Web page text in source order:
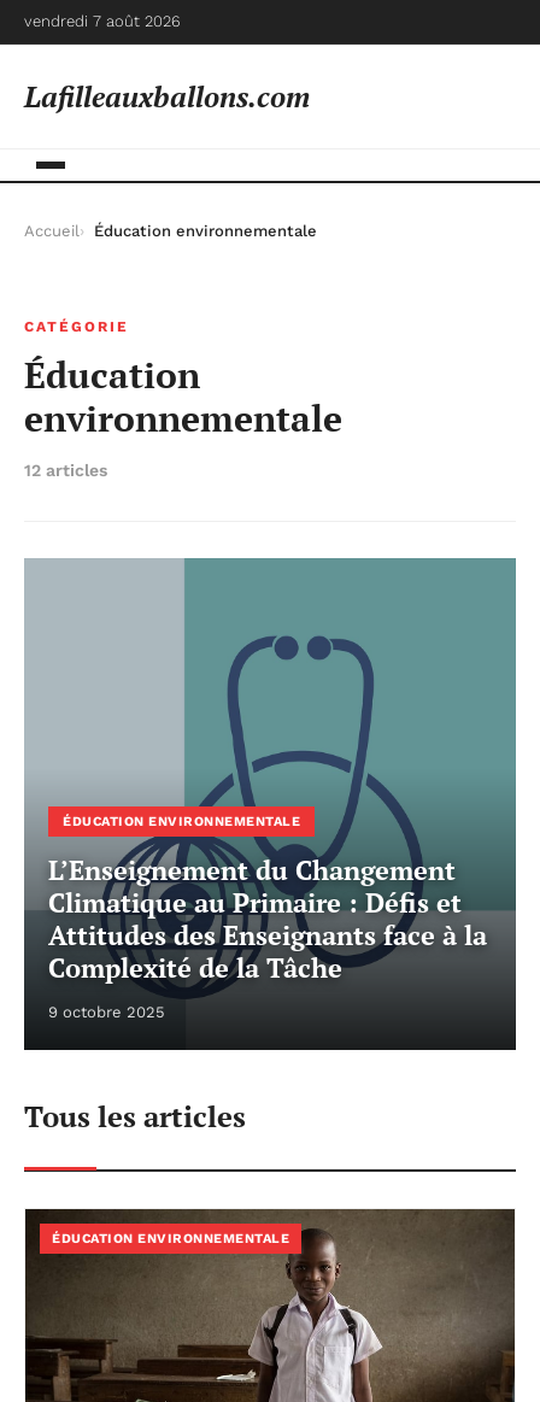
vendredi 7 août 2026
Lafilleauxballons.com
Accueil Éducation environnementale
CATÉGORIE
Éducation
environnementale
12 articles
ÉDUCATION ENVIRONNEMENTALE
L’Enseignement du Changement
Climatique au Primaire : Défis et
Attitudes des Enseignants face à la
Complexité de la Tâche
9 octobre 2025
Tous les articles
ÉDUCATION ENVIRONNEMENTALE